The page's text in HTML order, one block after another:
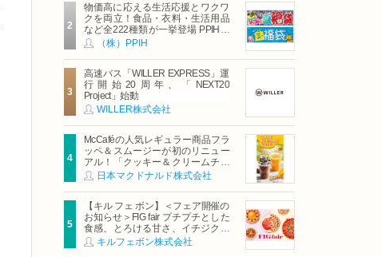
物価高に応える生活応援とワクワ
クを両立！食品・衣料・生活用品
など全222種類が一挙登場 PPIHグ
ループ「夏福袋」＆セール 8月6日
(木)より順次スタート
（株）PPIH
高速バス「WILLER EXPRESS」運
行開始20周年、「NEXT20
Project」始動
WILLER株式会社
McCaféの人気レギュラー商品フラ
ッペ＆スムージーが初のリニュー
アル！「クッキー＆クリームチョ
コフラッペ」「マンゴースムージ
ー」8月5日（水）から販売開始
日本マクドナルド株式会社
【キル フェ ボン】＜フェア開催の
お知らせ＞FIG fair プチプチとした
食感、とろける甘さ、イチジクの
魅力をたっぷりと。新作を含め、
イチジク尽くしの全4種が登場8月
キルフェボン株式会社